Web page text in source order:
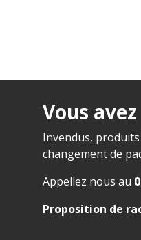
Vous
Invendus,
changement de
Appellez nous au
Proposition de